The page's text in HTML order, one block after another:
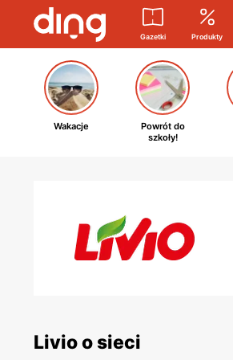
Gazetki Produkty
Wakacje
Powrót do
szkoły!
Livio o sieci